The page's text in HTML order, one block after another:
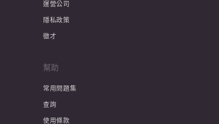
運營公司
隱私政策
徵才
幫助
常用問題集
查詢
使用條款